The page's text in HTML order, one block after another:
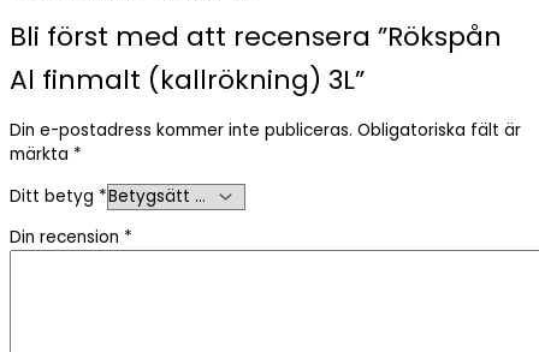
Bli först med att recensera ”Rökspån
Al finmalt (kallrökning) 3L”
Din e-postadress kommer inte publiceras. Obligatoriska fält är
märkta *
Ditt betyg *
Din recension *